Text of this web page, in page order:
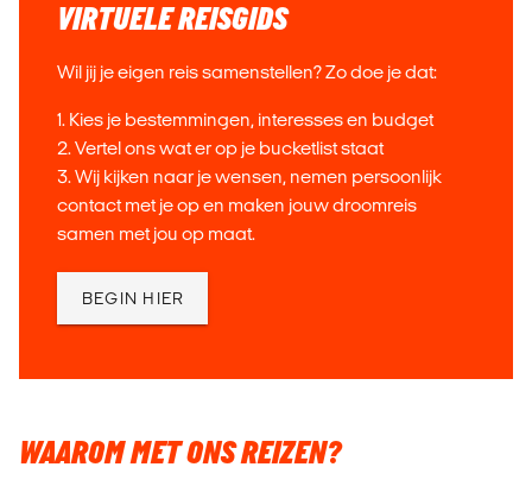
VIRTUELE REISGIDS
Wil jij je eigen reis samenstellen? Zo doe je dat:
1. Kies je bestemmingen, interesses en budget
2. Vertel ons wat er op je bucketlist staat
3. Wij kijken naar je wensen, nemen persoonlijk
contact met je op en maken jouw droomreis
samen met jou op maat.
BEGIN HIER
WAAROM MET ONS REIZEN?